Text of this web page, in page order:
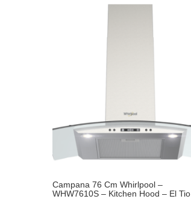
Campana 76 Cm Whirlpool –
WHW7610S – Kitchen Hood – El Tio